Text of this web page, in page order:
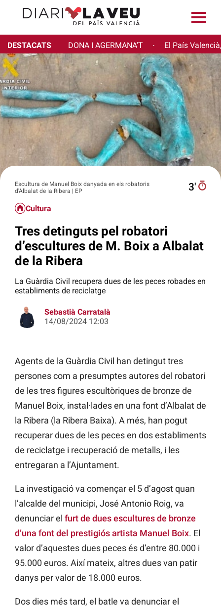
DESTACATS DONA I AGERMANA'T · El País
Escultura de Manuel Boix danyada en els robatoris
d'Albalat de la Ribera | EP
3′
Cultura
Tres detinguts pel robatori
d’escultures de M. Boix a Albalat
de la Ribera
La Guàrdia Civil recupera dues de les peces robades en
establiments de reciclatge
Sebastià Carratalà
14/08/2024 12:03
Agents de la Guàrdia Civil han detingut tres
persones com a presumptes autores del robatori
de les tres figures escultòriques de bronze de
Manuel Boix, instal·lades en una font d’Albalat de
la Ribera (la Ribera Baixa). A més, han pogut
recuperar dues de les peces en dos establiments
de reciclatge i recuperació de metalls, i les
entregaran a l’Ajuntament.
La investigació va començar el 5 d’agost quan
l’alcalde del municipi, José Antonio Roig, va
denunciar el furt de dues escultures de bronze
d’una font del prestigiós artista Manuel Boix. El
valor d’aquestes dues peces és d’entre 80.000 i
95.000 euros. Així mateix, altres dues van patir
danys per valor de 18.000 euros.
Dos dies més tard, el batle va denunciar el